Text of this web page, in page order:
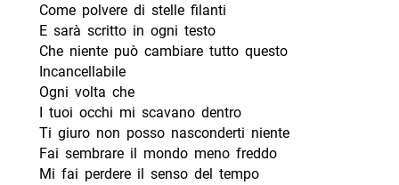
Come polvere di stelle filanti
E sarà scritto in ogni testo
Che niente può cambiare tutto questo
Incancellabile
Ogni volta che
I tuoi occhi mi scavano dentro
Ti giuro non posso nasconderti niente
Fai sembrare il mondo meno freddo
Mi fai perdere il senso del tempo